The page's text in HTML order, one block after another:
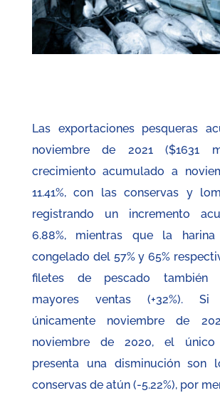
Las exportaciones pesqueras
noviembre de 2021 ($1631
crecimiento acumulado a
11.41%, con las conservas y
registrando un incremento
6.88%, mientras que la
congelado del 57% y 65%
filetes de pescado también
mayores ventas (+32%). Si
únicamente noviembre de
noviembre de 2020, el
presenta una disminución son
conservas de atún (-5.22%), por